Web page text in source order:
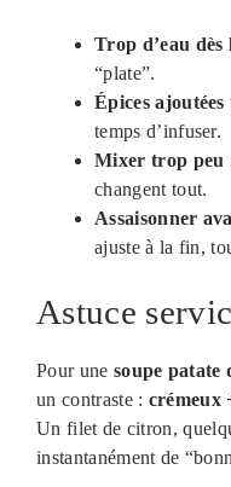
Trop d’eau dès
“plate”.
Épices
temps d’infuser.
Mixer trop peu
changent tout.
Assaisonner
ajuste à la fin,
Astuce
Pour une soupe patate
un contraste : crémeux
Un filet de citron,
instantanément de